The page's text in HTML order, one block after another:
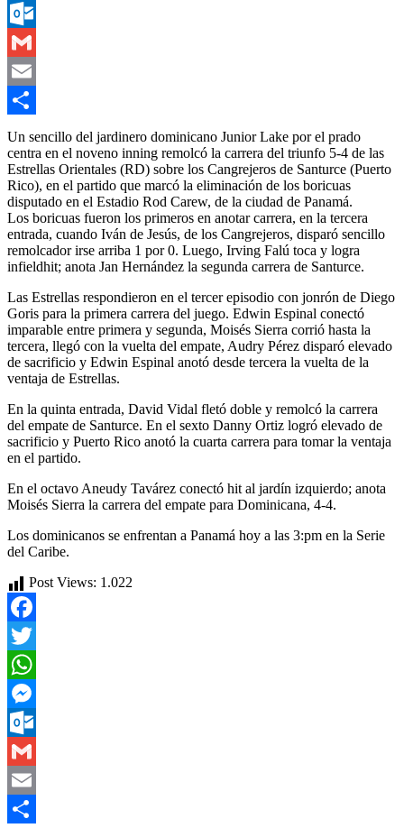
Messenger
Outlook.com
Gmail
Email
Compartir
Un sencillo del jardinero dominicano Junior Lake por el prado
centra en el noveno inning remolcó la carrera del triunfo 5-4 de las
Estrellas Orientales (RD) sobre los Cangrejeros de Santurce (Puerto
Rico), en el partido que marcó la eliminación de los boricuas
disputado en el Estadio Rod Carew, de la ciudad de Panamá.
Los boricuas fueron los primeros en anotar carrera, en la tercera
entrada, cuando Iván de Jesús, de los Cangrejeros, disparó sencillo
remolcador irse arriba 1 por 0. Luego, Irving Falú toca y logra
infieldhit; anota Jan Hernández la segunda carrera de Santurce.
Las Estrellas respondieron en el tercer episodio con jonrón de Diego
Goris para la primera carrera del juego. Edwin Espinal conectó
imparable entre primera y segunda, Moisés Sierra corrió hasta la
tercera, llegó con la vuelta del empate, Audry Pérez disparó elevado
de sacrificio y Edwin Espinal anotó desde tercera la vuelta de la
ventaja de Estrellas.
En la quinta entrada, David Vidal fletó doble y remolcó la carrera
del empate de Santurce. En el sexto Danny Ortiz logró elevado de
sacrificio y Puerto Rico anotó la cuarta carrera para tomar la ventaja
en el partido.
En el octavo Aneudy Tavárez conectó hit al jardín izquierdo; anota
Moisés Sierra la carrera del empate para Dominicana, 4-4.
Los dominicanos se enfrentan a Panamá hoy a las 3:pm en la Serie
del Caribe.
Post Views: 1.022
Facebook
Twitter
WhatsApp
Messenger
Outlook.com
Gmail
Email